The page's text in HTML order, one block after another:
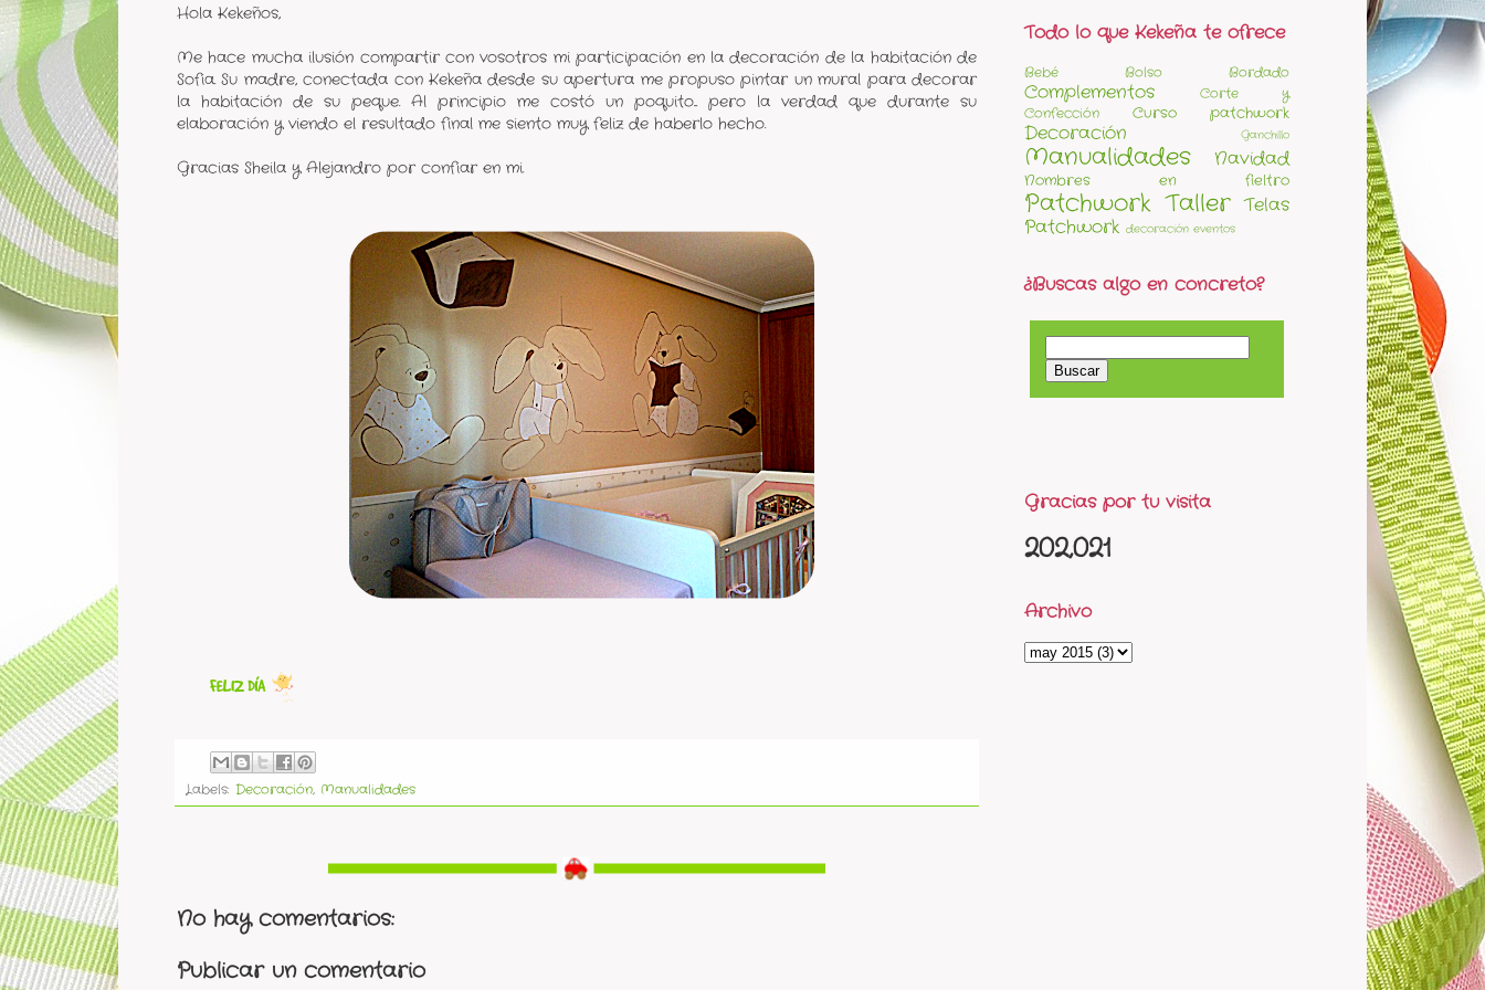
Hola Kekeños,
Me hace mucha ilusión compartir con vosotros mi participación en la decoración de la habitación de
Sofia. Su madre, conectada con Kekeña desde su apertura me propuso pintar un mural para decorar
la habitación de su peque. Al principio me costó un poquito... pero la verdad que durante su
elaboración y viendo el resultado final me siento muy feliz de haberlo hecho.
Gracias Sheila y Alejandro por confiar en mi.
Labels: Decoración, Manualidades
No hay comentarios:
Publicar un comentario
Todo lo que Kekeña te ofrece
Bebé Bolso Bordado
Complementos
Corte y
Confección
Curso patchwork
Decoración Ganchillo
Manualidades Navidad
Nombres en fieltro
Patchwork Taller Telas
Patchwork decoración eventos
¿Buscas algo en concreto?
Gracias por tu visita
202,021
Archivo